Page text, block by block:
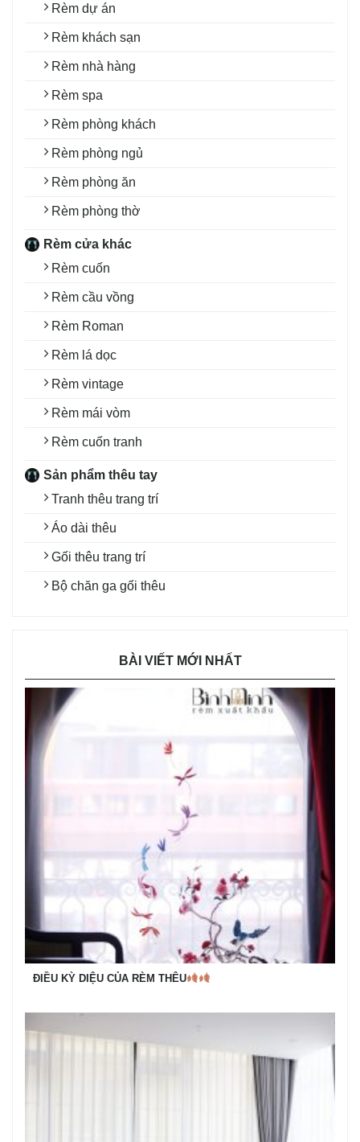
Rèm dự án
Rèm khách sạn
Rèm nhà hàng
Rèm spa
Rèm phòng khách
Rèm phòng ngủ
Rèm phòng ăn
Rèm phòng thờ
Rèm cửa khác
Rèm cuốn
Rèm cầu vồng
Rèm Roman
Rèm lá dọc
Rèm vintage
Rèm mái vòm
Rèm cuốn tranh
Sản phẩm thêu tay
Tranh thêu trang trí
Áo dài thêu
Gối thêu trang trí
Bộ chăn ga gối thêu
BÀI VIẾT MỚI NHẤT
ĐIỀU KỲ DIỆU CỦA RÈM THÊU